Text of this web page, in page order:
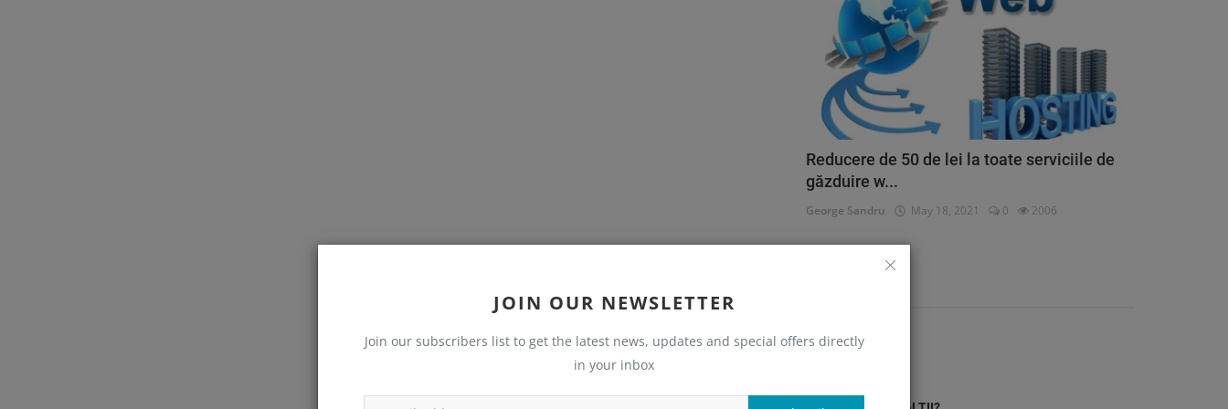
JOIN OUR NEWSLETTER
Join our subscribers list to get the latest news, updates and special offers directly
in your inbox
Reducere de 50 de lei la toate serviciile de
găzduire w...
George Sandru May 18, 2021 0 2006
Personal